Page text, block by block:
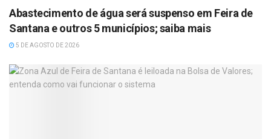
Abastecimento de água será suspenso em Feira de
Santana e outros 5 municípios; saiba mais
5 DE AGOSTO DE 2026